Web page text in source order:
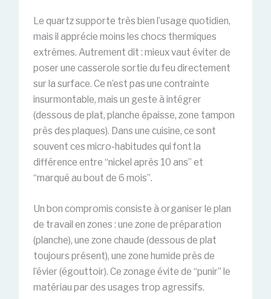
Le quartz supporte très bien l’usage quotidien,
mais il apprécie moins les chocs thermiques
extrêmes. Autrement dit : mieux vaut éviter de
poser une casserole sortie du feu directement
sur la surface. Ce n’est pas une contrainte
insurmontable, mais un geste à intégrer
(dessous de plat, planche épaisse, zone tampon
près des plaques). Dans une cuisine, ce sont
souvent ces micro-habitudes qui font la
différence entre “nickel après 10 ans” et
“marqué au bout de 6 mois”.
Un bon compromis consiste à organiser le plan
de travail en zones : une zone de préparation
(planche), une zone chaude (dessous de plat
toujours présent), une zone humide près de
l’évier (égouttoir). Ce zonage évite de “punir” le
matériau par des usages trop agressifs.